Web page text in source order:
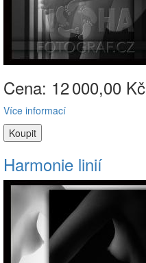
Cena: 12000,00 Kč
Více informací
Harmonie linií